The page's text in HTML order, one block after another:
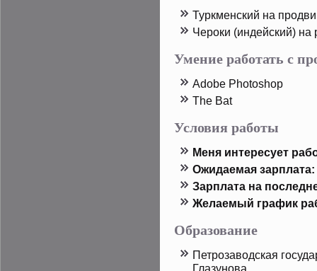
Туркменский на
Черοки (индейский) на
Умение работать с
Adobe Photoshop
The Bat
Условия работы
Меня интересует
Ожидаемая зарплата:
Зарплата на
Желаемый график
Образование
Петрοзаводская
Глазунова